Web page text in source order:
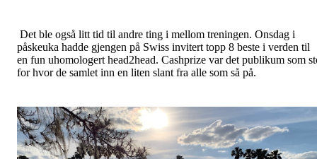
Det ble også litt tid til andre ting i mellom treningen. Onsdag i
påskeuka hadde gjengen på Swiss invitert topp 8 beste i verden til
en fun uhomologert head2head. Cashprize var det publikum som
for hvor de samlet inn en liten slant fra alle som så på.